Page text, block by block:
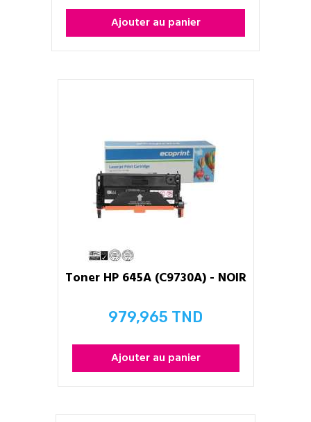
Ajouter au panier
Toner HP 645A (C9730A) - NOIR
Prix
979,965 TND
Ajouter au panier